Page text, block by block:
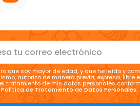
que soy mayor de edad, y que he leído y
autorizo de manera previa, expresa, libre e
el tratamiento de mis datos personales
Política de Tratamiento de Datos Personales.